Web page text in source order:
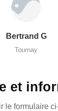
Bertrand G
Tournay
et
le formulaire